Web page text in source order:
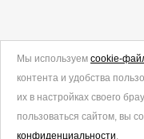
Политика в отношении
Согласие на обработку
Согласие на обработку
Мы используем cookie-
контента и удобства
их в настройках своего
пользоваться сайтом, вы
конфиденциальности.